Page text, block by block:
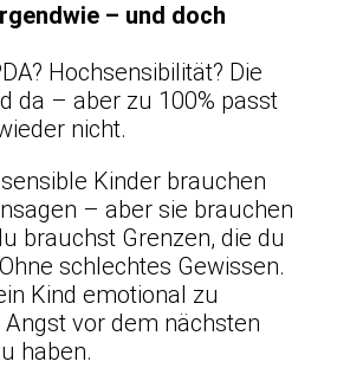
– und doch
Hochsensibilität? Die
da – aber zu 100% passt
nicht.
Kinder brauchen
– aber sie brauchen
brauchst Grenzen, die du
Ohne schlechtes Gewissen.
Kind emotional zu
vor dem nächsten
haben.